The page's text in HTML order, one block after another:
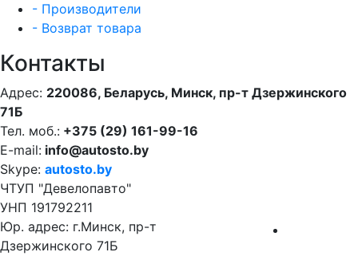
- Производители
- Возврат товара
Контакты
Адрес: 220086, Беларусь, Минск, пр-т Дзержинского
71Б
Тел. моб.: +375 (29) 161-99-16
E-mail: info@autosto.by
Skype: autosto.by
ЧТУП "Девелопавто"
УНП 191792211
Юр. адрес: г.Минск, пр-т
Дзержинского 71Б